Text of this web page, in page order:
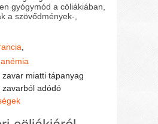
gyógymód a cöliákiában,
a szövődmények-,
miatti tápanyag
adódó